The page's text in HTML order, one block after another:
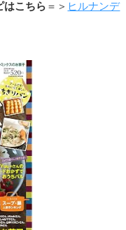
はこちら ＝＞ ヒルナンデ